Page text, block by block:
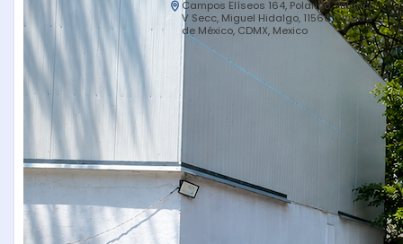
Campos Elíseos 164, Polanco, Polanco
V Secc, Miguel Hidalgo, 11560 Ciudad
de México, CDMX, Mexico